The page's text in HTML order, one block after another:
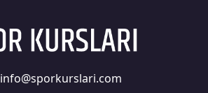
info@sporkurslari.com